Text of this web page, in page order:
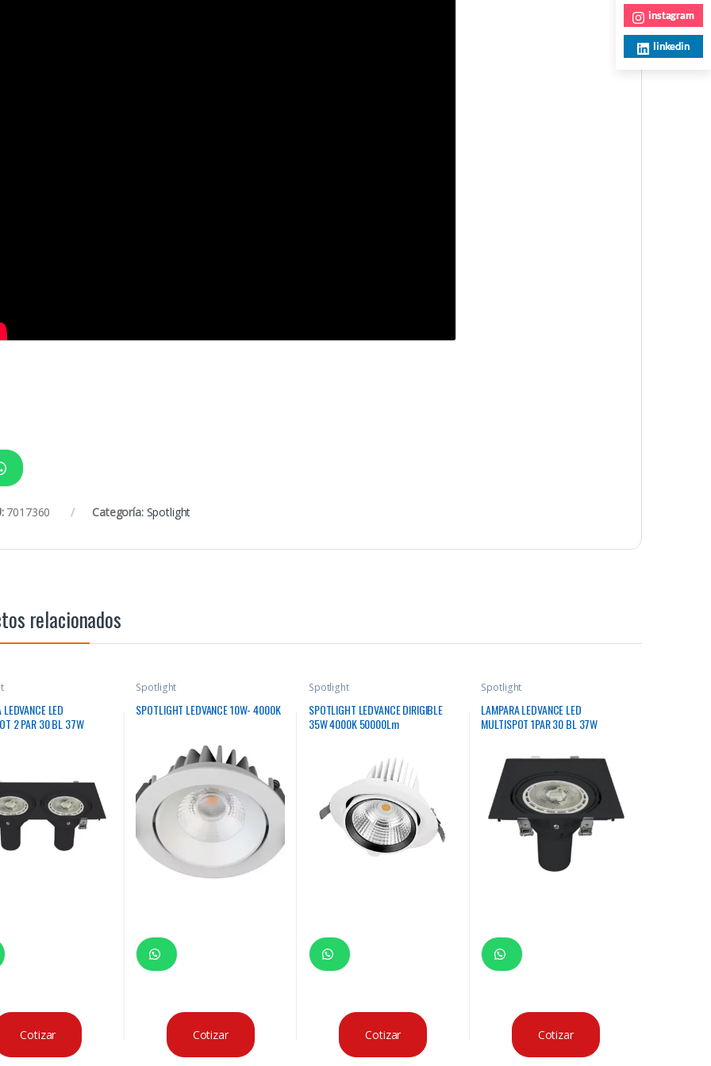
7017360 Categoría: Spotlight
relacionados
LED
2 PAR 30 BL 37W
Cotizar
Spotlight
SPOTLIGHT LEDVANCE 10W- 4000K
Cotizar
Spotlight
SPOTLIGHT LEDVANCE DIRIGIBLE
35W 4000K 50000Lm
Cotizar
Spotlight
LAMPARA LEDVANCE LED
MULTISPOT 1PAR 30 BL 37W
Cotizar
instagram
linkedin